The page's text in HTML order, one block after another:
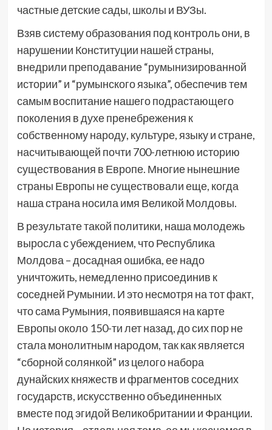
частные детские сады, школы и ВУЗы.
Взяв систему образования под контроль они, в
нарушении Конституции нашей страны,
внедрили преподавание “румынизированной
истории” и “румынского языка”, обеспечив тем
самым воспитание нашего подрастающего
поколения в духе пренебрежения к
собственному народу, культуре, языку и стране,
насчитывающей почти 700-летнюю историю
существования в Европе. Многие нынешние
страны Европы не существовали еще, когда
наша страна носила имя Великой Молдовы.
В результате такой политики, наша молодежь
выросла с убеждением, что Республика
Молдова – досадная ошибка, ее надо
уничтожить, немедленно присоединив к
соседней Румынии. И это несмотря на тот факт,
что сама Румыния, появившаяся на карте
Европы около 150-ти лет назад, до сих пор не
стала монолитным народом, так как является
“сборной солянкой” из целого набора
дунайских княжеств и фрагментов соседних
государств, искусственно объединенных
вместе под эгидой Великобритании и Франции.